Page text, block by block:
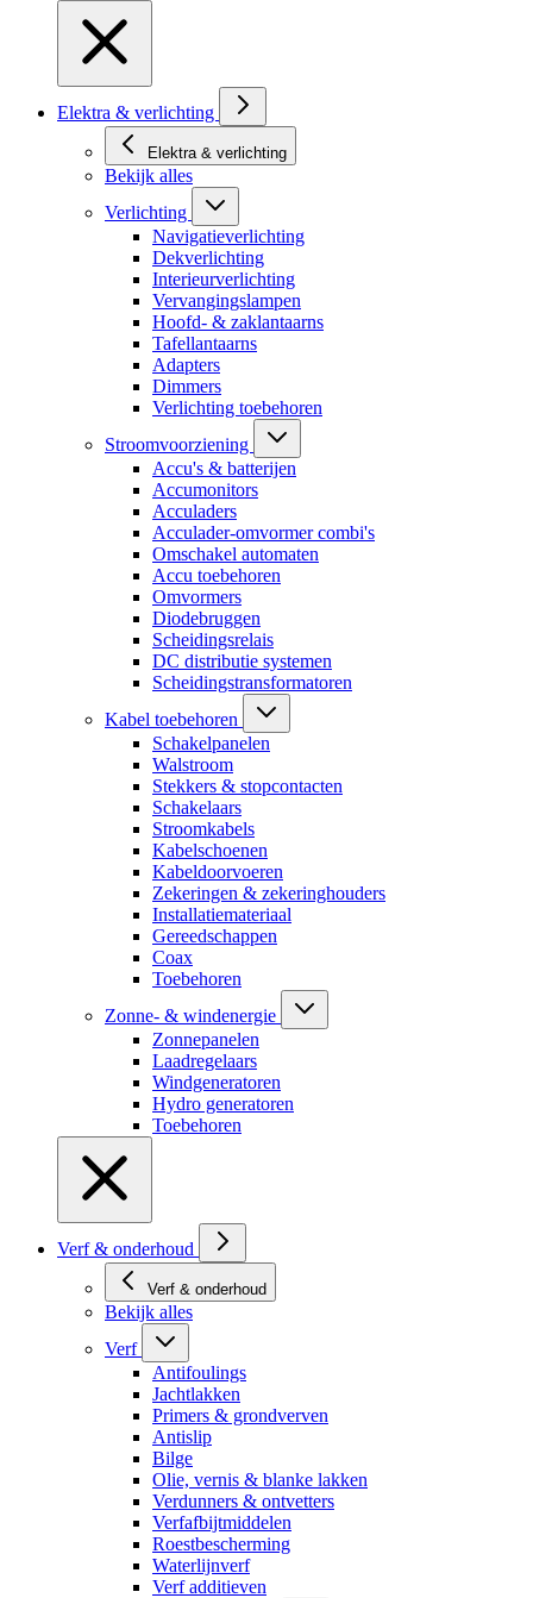
Elektra & verlichting
Elektra & verlichting
Bekijk alles
Verlichting
Navigatieverlichting
Dekverlichting
Interieurverlichting
Vervangingslampen
Hoofd- & zaklantaarns
Tafellantaarns
Adapters
Dimmers
Verlichting toebehoren
Stroomvoorziening
Accu's & batterijen
Accumonitors
Acculaders
Acculader-omvormer combi's
Omschakel automaten
Accu toebehoren
Omvormers
Diodebruggen
Scheidingsrelais
DC distributie systemen
Scheidingstransformatoren
Kabel toebehoren
Schakelpanelen
Walstroom
Stekkers & stopcontacten
Schakelaars
Stroomkabels
Kabelschoenen
Kabeldoorvoeren
Zekeringen & zekeringhouders
Installatiemateriaal
Gereedschappen
Coax
Toebehoren
Zonne- & windenergie
Zonnepanelen
Laadregelaars
Windgeneratoren
Hydro generatoren
Toebehoren
Verf & onderhoud
Verf & onderhoud
Bekijk alles
Verf
Antifoulings
Jachtlakken
Primers & grondverven
Antislip
Bilge
Olie, vernis & blanke lakken
Verdunners & ontvetters
Verfafbijtmiddelen
Roestbescherming
Waterlijnverf
Verf additieven